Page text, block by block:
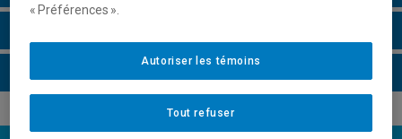
« Préférences ».
Tout refuser
Autoriser les témoins